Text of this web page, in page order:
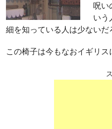
呪い
いう
細を知っている人は少ないだ
この椅子は今もなおイギリ